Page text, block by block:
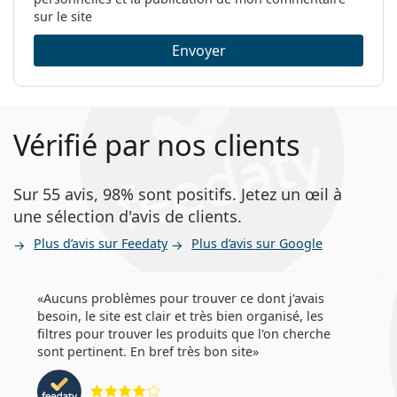
Autres lentilles de contact jetables
journalières
Acuvue Oasys 1-Day with HydraLuxe
Clariti 1 day
Focus DAILIES All Day Comfort
MyDay daily disposable
Comment lire les paramètres de votre ordonnance
de lentilles de contact ?
S'habituer aux lentilles de contact : Combien de
temps cela prend-il ?
Comment entretenir les lentilles de contact
sur le site
Envoyer
Vérifié par nos clients
Sur 55 avis, 98% sont positifs. Jetez un œil à
une sélection d'avis de clients.
Plus d’avis sur Feedaty Plus d’avis sur Google
Aucuns problèmes pour trouver ce dont j'avais
besoin, le site est clair et très bien organisé, les
filtres pour trouver les produits que l'on cherche
sont pertinent. En bref très bon site